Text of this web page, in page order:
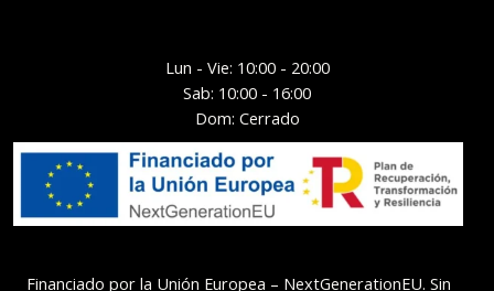
Lun - Vie: 10:00 - 20:00
Sab: 10:00 - 16:00
Dom: Cerrado
Financiado por la Unión Europea – NextGenerationEU. Sin